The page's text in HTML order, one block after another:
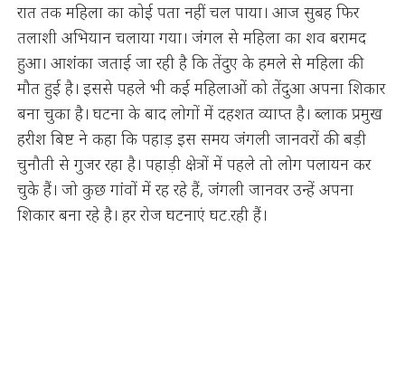
रात तक महिला का कोई पता नहीं चल पाया। आज सुबह फिर
तलाशी अभियान चलाया गया। जंगल से महिला का शव बरामद
हुआ। आशंका जताई जा रही है कि तेंदुए के हमले से महिला की
मौत हुई है। इससे पहले भी कई महिलाओं को तेंदुआ अपना शिकार
बना चुका है। घटना के बाद लोगों में दहशत व्याप्त है। ब्लाक प्रमुख
हरीश बिष्ट ने कहा कि पहाड़ इस समय जंगली जानवरों की बड़ी
चुनौती से गुजर रहा है। पहाड़ी क्षेत्रों में पहले तो लोग पलायन कर
चुके हैं। जो कुछ गांवों में रह रहे हैं, जंगली जानवर उन्हें अपना
शिकार बना रहे है। हर रोज घटनाएं घट.रही हैं।